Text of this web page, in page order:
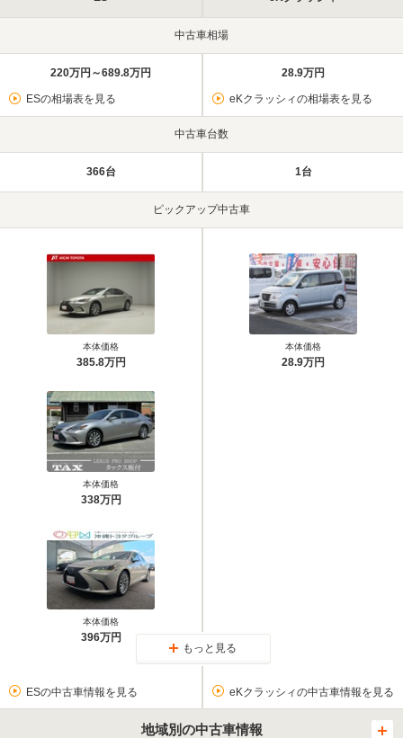
中古車相場
220万円～689.8万円
ESの相場表を見る
28.9万円
eKクラッシィの相場表を見る
中古車台数
366台 1台
ピックアップ中古車
本体価格
385.8万円
本体価格
338万円
本体価格
396万円
本体価格
28.9万円
もっと見る
ESの中古車情報を見る eKクラッシィの中古車情報を見る
地域別の中古車情報